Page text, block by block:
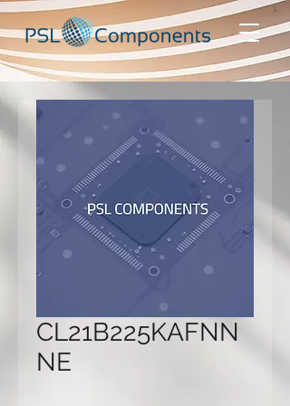
CL21B225KAFNN
NE